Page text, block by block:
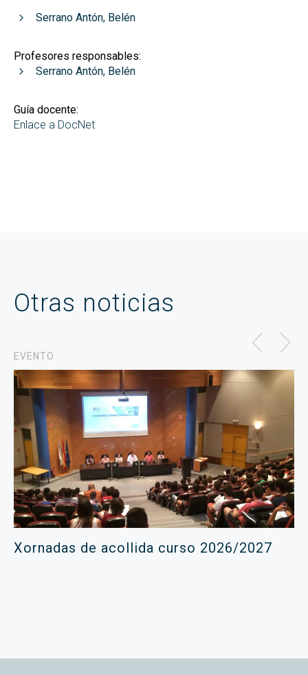
Serrano Antón, Belén
Profesores responsables:
Serrano Antón, Belén
Guía docente:
Enlace a DocNet
Otras noticias
EVENTO
Xornadas de acollida curso 2026/2027